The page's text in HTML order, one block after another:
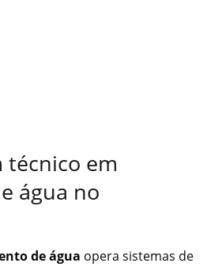
técnico em
água no
de água opera sistemas de